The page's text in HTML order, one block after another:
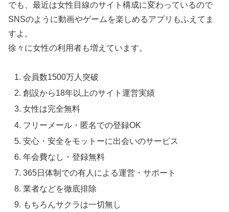
でも、最近は女性目線のサイト構成に変わっているので
SNSのように動画やゲームを楽しめるアプリもふえてま
すよ。
徐々に女性の利用者も増えています。
会員数1500万人突破
創設から18年以上のサイト運営実績
女性は完全無料
フリーメール・匿名での登録OK
安心・安全をモットーに出会いのサービス
年会費なし・登録無料
365日体制での有人による運営・サポート
業者などを徹底排除
もちろんサクラは一切無し